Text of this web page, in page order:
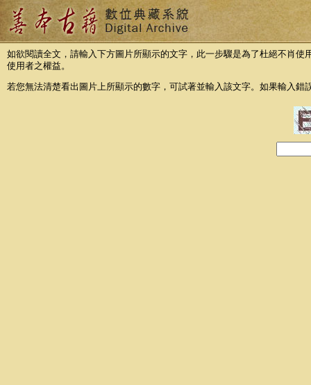
如欲閱讀全文，請輸入下方圖片所顯示的文字，此一步驟是為了杜絕不肖
使用者之權益。
若您無法清楚看出圖片上所顯示的數字，可試著並輸入該文字。如果輸入錯